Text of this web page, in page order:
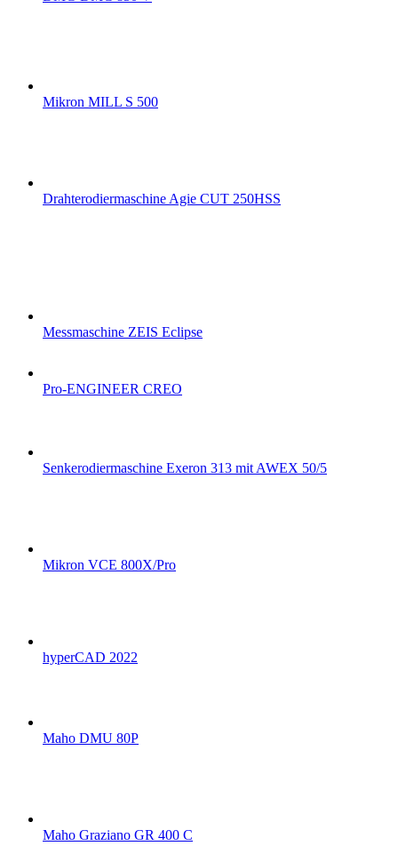
Mikron MILL S 500
Drahterodiermaschine Agie CUT 250HSS
Messmaschine ZEIS Eclipse
Pro-ENGINEER CREO
Senkerodiermaschine Exeron 313 mit AWEX 50/5
Mikron VCE 800X/Pro
hyperCAD 2022
Maho DMU 80P
Maho Graziano GR 400 C